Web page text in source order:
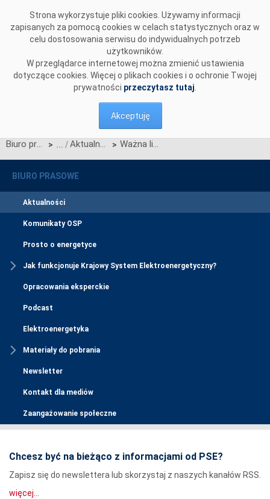
Strona wykorzystuje pliki cookies. Używamy informacji
zapisanych za pomocą cookies w celach statystycznych oraz w
celu dostosowania serwisu do indywidualnych potrzeb
użytkowników.
W przeglądarce internetowej można zmienić ustawienia
dotyczące cookies. Więcej o plikach cookies i o ochronie Twojej
prywatności przeczytasz tutaj
Akceptuję
Biuro prasowe > Aktualności > Ważna linia elektroenergetyczna w województwie łódzkim będzie modernizowana
BIURO PRASOWE
Aktualności
Komunikaty OSP
Prosto o energetyce
Jak funkcjonuje Krajowy System Elektroenergetyczny?
Opracowania eksperckie
Podcast
Elektroenergetyka
Materiały do pobrania
Newsletter
Kontakt dla mediów
Zaangażowanie społeczne
Chcesz być na bieżąco z informacjami od PSE?
Zapisz się do newslettera lub skorzystaj z naszych kanałów RSS.
więcej...